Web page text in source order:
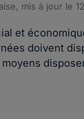
mis à jour le
et
doivent
moyens